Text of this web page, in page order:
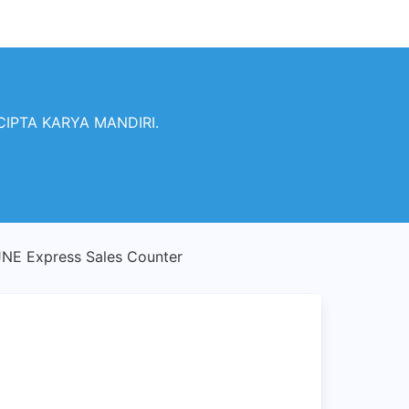
KARYA MANDIRI.
Express Sales Counter